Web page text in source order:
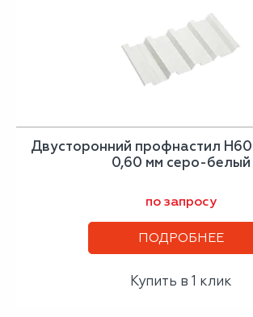
Двусторонний профнастил
0,60 мм серо-белый
по запросу
ПОДРОБНЕЕ
Купить в 1 клик